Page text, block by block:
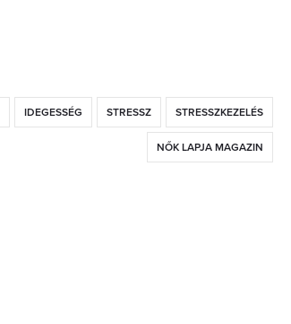
IDEGESSÉG STRESSZ STRESSZKEZELÉS
NŐK LAPJA MAGAZIN